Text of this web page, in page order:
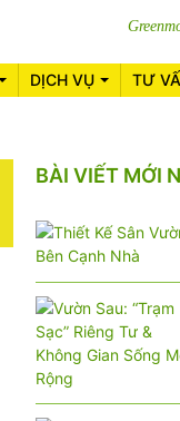
DỊCH VỤ TƯ
BÀI VIẾT MỚI